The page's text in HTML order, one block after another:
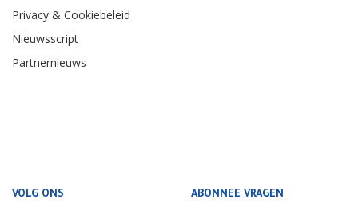
Privacy & Cookiebeleid
Nieuwsscript
Partnernieuws
VOLG ONS ABONNEE VRAGEN